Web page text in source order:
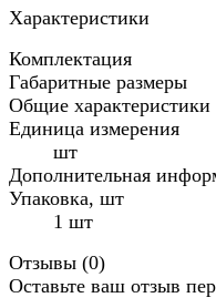
Характеристики
Комплектация
Габаритные размеры
Общие характеристики
Единица измерения
шт
Дополнительная
Упаковка, шт
1 шт
Отзывы (0)
Оставьте ваш отзыв